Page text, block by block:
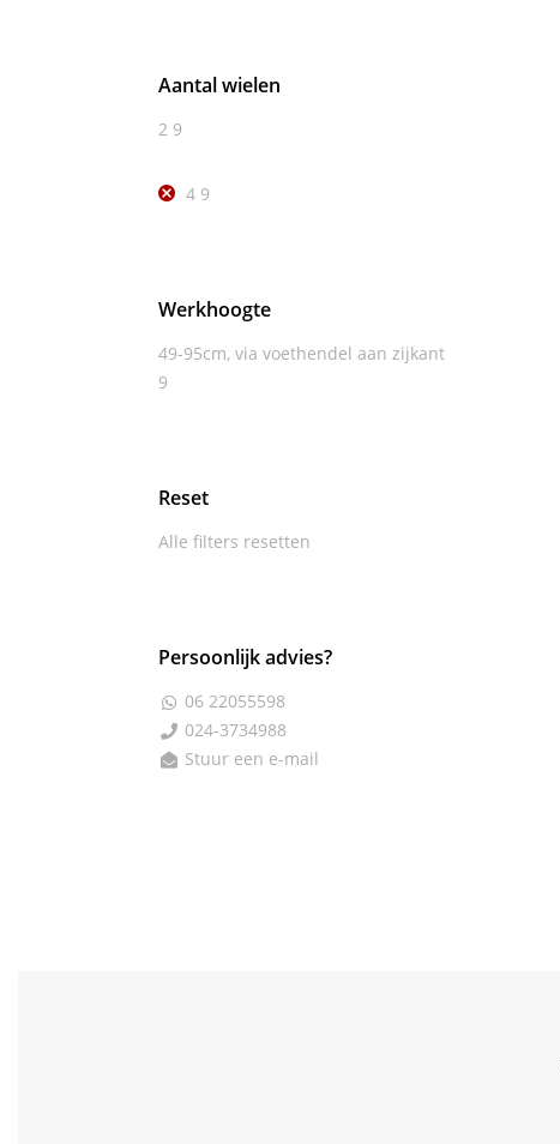
Aantal wielen
2 9
4 9
Werkhoogte
49-95cm, via voethendel aan zijkant
9
Reset
Alle filters resetten
Persoonlijk advies?
 06 22055598
 024-3734988
 Stuur een e-mail